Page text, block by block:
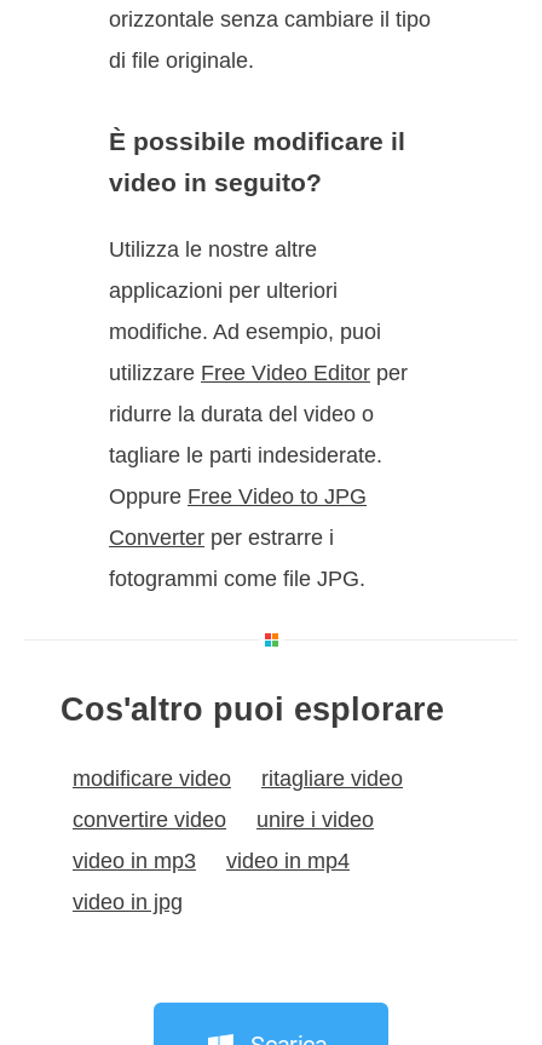
orizzontale senza cambiare il tipo
di file originale.
È possibile modificare il
video in seguito?
Utilizza le nostre altre
applicazioni per ulteriori
modifiche. Ad esempio, puoi
utilizzare Free Video Editor per
ridurre la durata del video o
tagliare le parti indesiderate.
Oppure Free Video to JPG
Converter per estrarre i
fotogrammi come file JPG.
Cos'altro puoi esplorare
modificare video
ritagliare video
convertire video
unire i video
video in mp3
video in mp4
video in jpg